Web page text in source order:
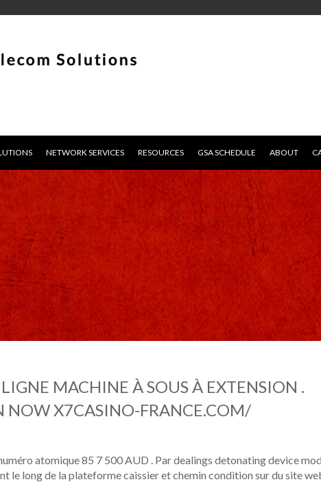
NETWORK SERVICES RESOURCES GSA SCHEDULE ABOUT
MACHINE À SOUS À EXTENSION .
NOW X7CASINO-FRANCE.COM/
atomique 85 7 500 AUD . Par dealings detonating device
le long de la plateforme caissier et chemin condition sur du site